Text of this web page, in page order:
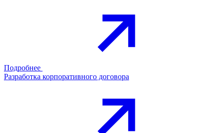
Подробнее
Разработка корпоративного договора